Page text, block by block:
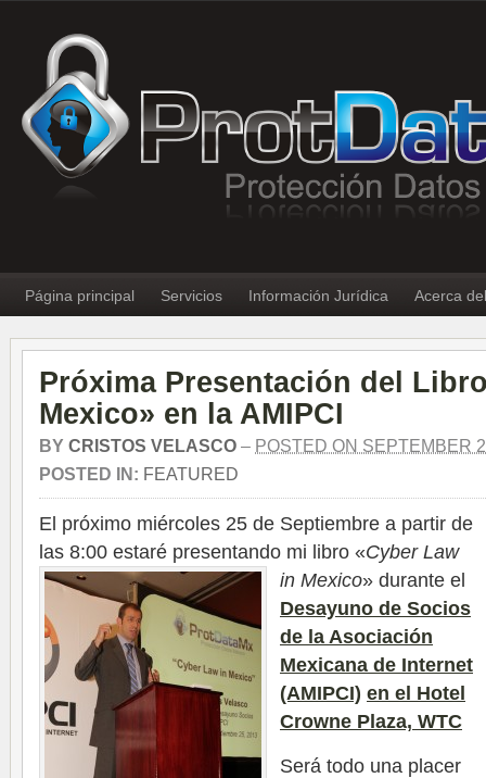
Página principal Servicios Información Jurídica Acerca
Próxima Presentación del
Mexico» en la AMIPCI
BY CRISTOS VELASCO – POSTED ON SEPTEMBER
POSTED IN: FEATURED
El próximo miércoles 25 de Septiembre a partir de
las 8:00 estaré presentando mi libro «Cyber Law
in Mexico» durante el
Desayuno de Socios
de la Asociación
Mexicana de Internet
(AMIPCI) en el Hotel
Crowne Plaza, WTC
Será todo una placer